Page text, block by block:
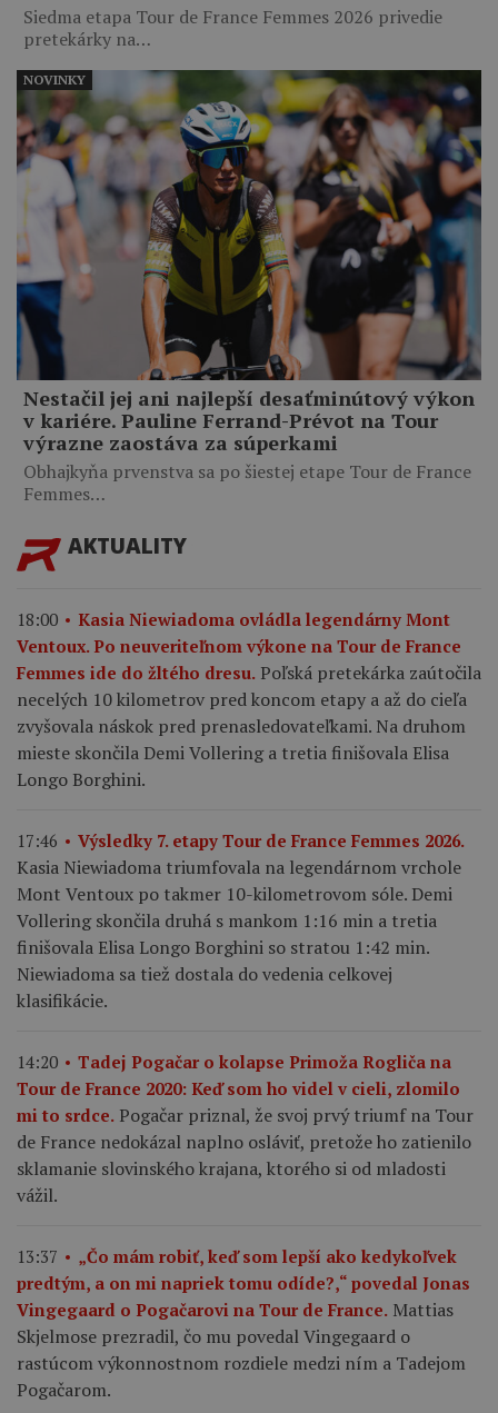
Siedma etapa Tour de France Femmes 2026 privedie
pretekárky na…
Nestačil jej ani najlepší desaťminútový výkon
v kariére. Pauline Ferrand-Prévot na Tour
výrazne zaostáva za súperkami
Obhajkyňa prvenstva sa po šiestej etape Tour de France
Femmes…
NOVINKY
AKTUALITY
18:00
Kasia Niewiadoma ovládla legendárny Mont
Ventoux. Po neuveriteľnom výkone na Tour de France
Femmes ide do žltého dresu. Poľská pretekárka zaútočila
necelých 10 kilometrov pred koncom etapy a až do cieľa
zvyšovala náskok pred prenasledovateľkami. Na druhom
mieste skončila Demi Vollering a tretia finišovala Elisa
Longo Borghini.
17:46 Výsledky 7. etapy Tour de France Femmes 2026.
Kasia Niewiadoma triumfovala na legendárnom vrchole
Mont Ventoux po takmer 10-kilometrovom sóle. Demi
Vollering skončila druhá s mankom 1:16 min a tretia
finišovala Elisa Longo Borghini so stratou 1:42 min.
Niewiadoma sa tiež dostala do vedenia celkovej
klasifikácie.
14:20
Tadej Pogačar o kolapse Primoža Rogliča na
Tour de France 2020: Keď som ho videl v cieli, zlomilo
mi to srdce. Pogačar priznal, že svoj prvý triumf na Tour
de France nedokázal naplno osláviť, pretože ho zatienilo
sklamanie slovinského krajana, ktorého si od mladosti
vážil.
13:37
„Čo mám robiť, keď som lepší ako kedykoľvek
predtým, a on mi napriek tomu odíde?,“ povedal Jonas
Vingegaard o Pogačarovi na Tour de France. Mattias
Skjelmose prezradil, čo mu povedal Vingegaard o
rastúcom výkonnostnom rozdiele medzi ním a Tadejom
Pogačarom.